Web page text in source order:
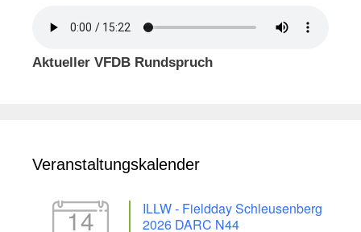
Aktueller VFDB Rundspruch
Veranstaltungskalender
14
ILLW - Fieldday Schleusenberg
2026 DARC N44